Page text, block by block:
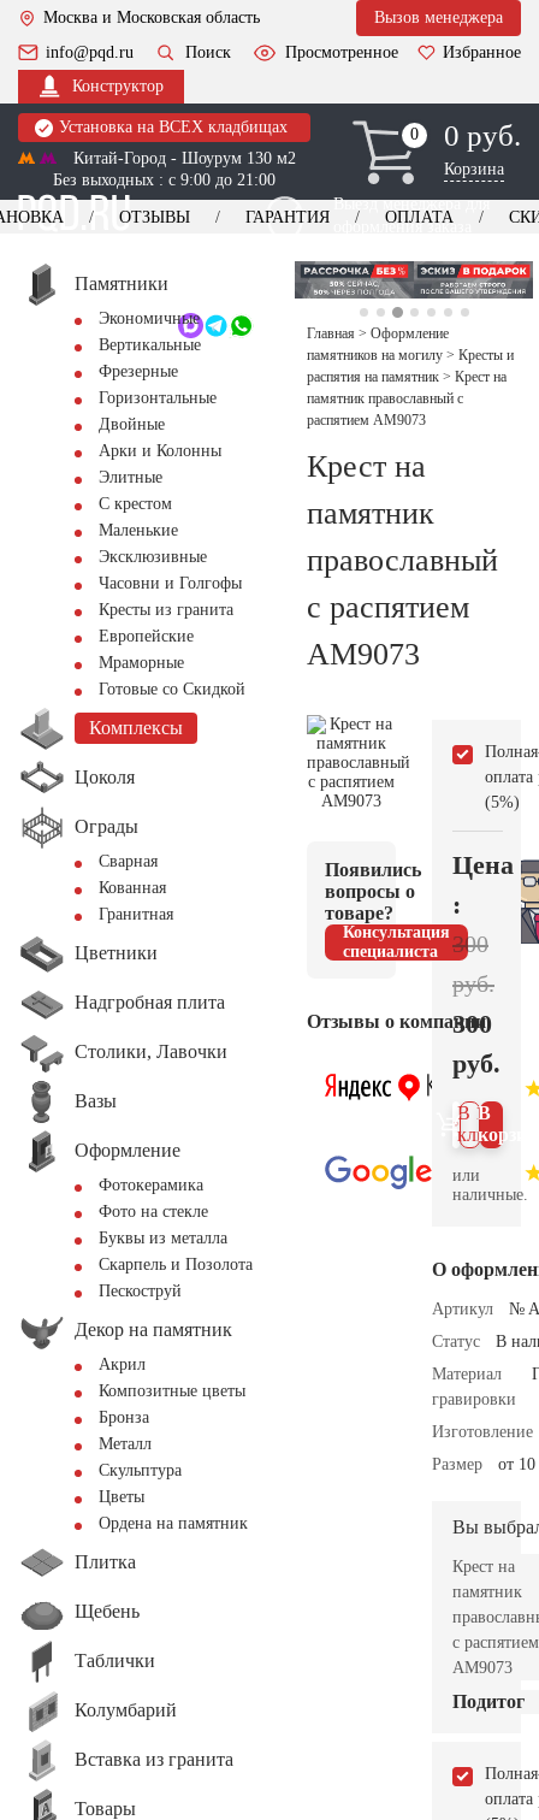
Москва и Московская область
Вызов менеджера
info@pqd.ru
Поиск Просмотренное
Избранное
Конструктор
Установка на ВСЕХ кладбищах
Китай-Город - Шоурум 130 м2
Без выходных : с 9:00 до 21:00
0
0 0 руб.
Корзина
Выезд менеджера для
оформления заказа
+7 (495) 518-44-23
Обратный звонок
ОТЗЫВЫ ГАРАНТИЯ ОПЛАТА
Памятники
Экономичные
Вертикальные
Фрезерные
Горизонтальные
Двойные
Арки и Колонны
Элитные
С крестом
Маленькие
Эксклюзивные
Часовни и Голгофы
Кресты из гранита
Европейские
Мраморные
Готовые со Скидкой
Комплексы
Цоколя
Ограды
Сварная
Кованная
Гранитная
Цветники
Надгробная плита
Столики, Лавочки
Вазы
Оформление
Фотокерамика
Фото на стекле
Буквы из металла
Скарпель и Позолота
Пескоструй
Декор на памятник
Акрил
Композитные цветы
Бронза
Металл
Скульптура
Цветы
Ордена на памятник
Плитка
Щебень
Таблички
Колумбарий
Вставка из гранита
Товары
Главная > Оформление
памятников на могилу > Кресты и
распятия на памятник > Крест на
памятник православный с
распятием AM9073
Крест на
памятник
православный
с распятием
AM9073
Появились
вопросы о
товаре?
Консультация
специалиста
Отзывы о компании
Полная
оплата
(5%)
Цена
:
300
руб.
300
руб.
В
В 1
клик
или
наличные.
О
Артикул
№
Статус
В
Материал
гравировки
Изготовление
Размер
от
Вы
Крест на
памятник
с распятием
AM9073
Подитог
Полная
оплата